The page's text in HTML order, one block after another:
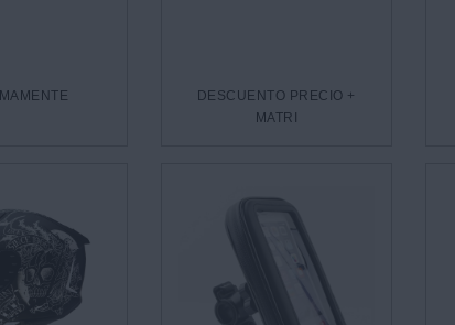
DESCUENTO PRECIO +
MATRI